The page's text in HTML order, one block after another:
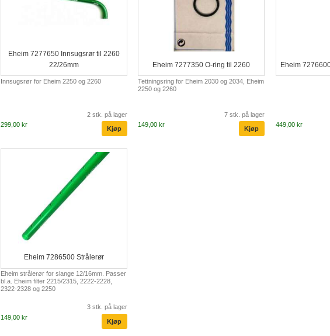
Eheim 7277650 Innsugsrør til 2260
22/26mm
Innsugsrør for Eheim 2250 og 2260
2 stk. på lager
299,00 kr
Eheim 7277350 O-ring til 2260
Tettningsring for Eheim 2030 og 2034, Eheim
2250 og 2260
7 stk. på lager
149,00 kr
Eheim
449,00 kr
Eheim 7286500 Strålerør
Eheim strålerør for slange 12/16mm. Passer
bl.a. Eheim filter 2215/2315, 2222-2228,
2322-2328 og 2250
3 stk. på lager
149,00 kr